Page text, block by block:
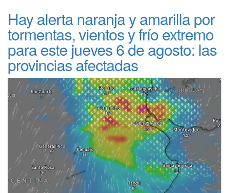
Hay alerta naranja y amarilla por
tormentas, vientos y frío extremo
para este jueves 6 de agosto: las
provincias afectadas